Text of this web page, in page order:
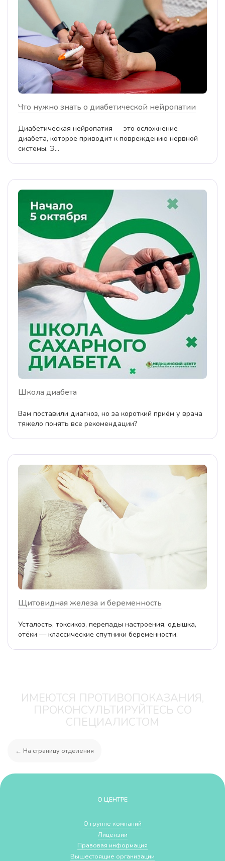
Что нужно знать о диабетической нейропатии
Диабетическая нейропатия — это осложнение
диабета, которое приводит к повреждению нервной
системы. Э...
Школа диабета
Вам поставили диагноз, но за короткий приём у врача
тяжело понять все рекомендации?
Щитовидная железа и беременность
Усталость, токсикоз, перепады настроения, одышка,
отёки — классические спутники беременности.
ИМЕЮТСЯ ПРОТИВОПОКАЗАНИЯ,
ПРОКОНСУЛЬТИРУЙТЕСЬ СО
СПЕЦИАЛИСТОМ
← На страницу отделения
О ЦЕНТРЕ
О группе компаний
Лицензии
Правовая информация
Вышестоящие организации